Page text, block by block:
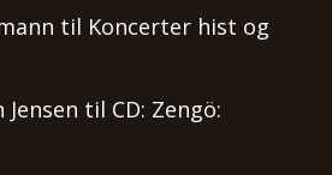
til Koncerter hist og
til CD: Zengö: